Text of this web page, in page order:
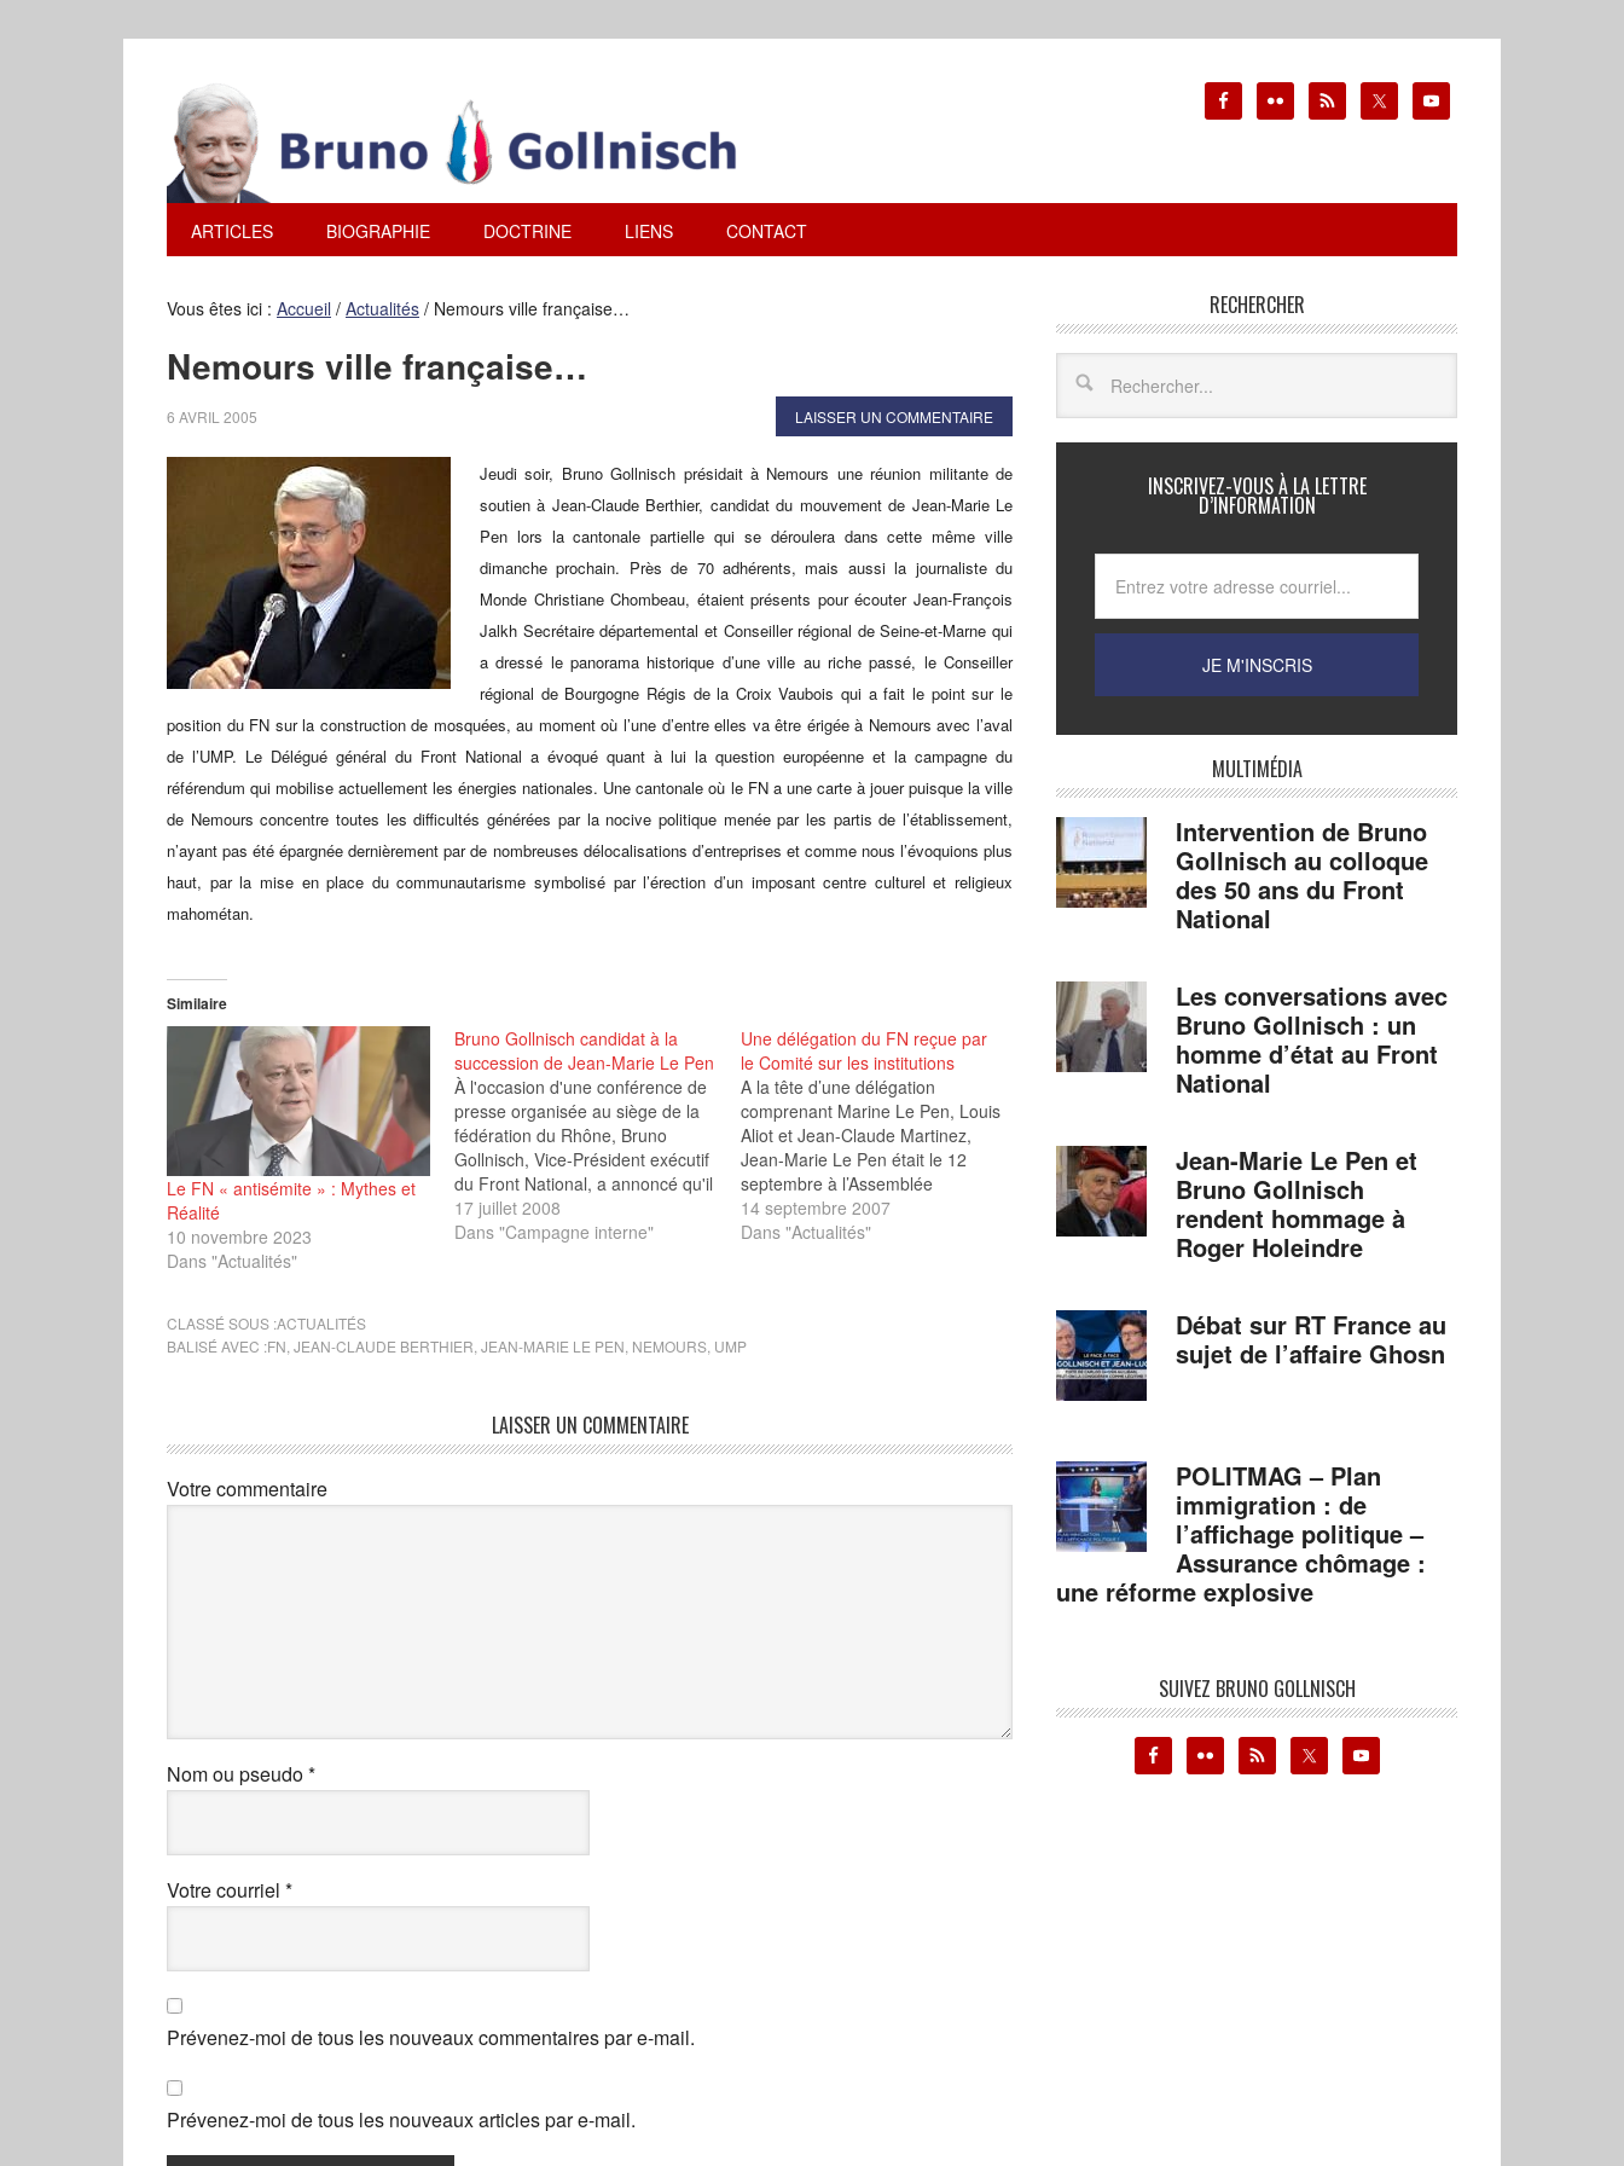
ARTICLES BIOGRAPHIE DOCTRINE LIENS CONTACT
Vous êtes ici : Accueil / Actualités / Nemours ville française…
Nemours ville française…
6 AVRIL 2005 LAISSER UN COMMENTAIRE
Jeudi soir, Bruno Gollnisch présidait à Nemours une réunion militante de
soutien à Jean-Claude Berthier, candidat du mouvement de Jean-Marie Le
Pen lors la cantonale partielle qui se déroulera dans cette même ville
dimanche prochain. Près de 70 adhérents, mais aussi la journaliste du
Monde Christiane Chombeau, étaient présents pour écouter Jean-François
Jalkh Secrétaire départemental et Conseiller régional de Seine-et-Marne qui
a dressé le panorama historique d’une ville au riche passé, le Conseiller
régional de Bourgogne Régis de la Croix Vaubois qui a fait le point sur le
position du FN sur la construction de mosquées, au moment où l’une d’entre elles va être érigée à Nemours avec l’aval
de l’UMP. Le Délégué général du Front National a évoqué quant à lui la question européenne et la campagne du
référendum qui mobilise actuellement les énergies nationales. Une cantonale où le FN a une carte à jouer puisque la ville
de Nemours concentre toutes les difficultés générées par la nocive politique menée par les partis de l’établissement,
n’ayant pas été épargnée dernièrement par de nombreuses délocalisations d’entreprises et comme nous l’évoquions plus
haut, par la mise en place du communautarisme symbolisé par l’érection d’un imposant centre culturel et religieux
mahométan.
Similaire
Le FN « antisémite » : Mythes et
Réalité
10 novembre 2023
Dans "Actualités"
Bruno Gollnisch candidat à la
succession de Jean-Marie Le Pen
À l'occasion d'une conférence de
presse organisée au siège de la
fédération du Rhône, Bruno
Gollnisch, Vice-Président exécutif
du Front National, a annoncé qu'il
serait candidat, «en principe», à
la présidence du Front National, à
17 juillet 2008
Dans "Campagne interne"
Une délégation du FN reçue par
le Comité sur les institutions
A la tête d’une délégation
comprenant Marine Le Pen, Louis
Aliot et Jean-Claude Martinez,
Jean-Marie Le Pen était le 12
septembre à l’Assemblée
nationale, reçu par les 13 « sages
» du « Comité de réflexion et de
14 septembre 2007
Dans "Actualités"
CLASSÉ SOUS :ACTUALITÉS
BALISÉ AVEC :FN JEAN-CLAUDE BERTHIER JEAN-MARIE LE PEN NEMOURS UMP
LAISSER UN COMMENTAIRE
Votre commentaire
Nom ou pseudo*
Votre courriel *
Prévenez-moi de tous les nouveaux commentaires par e-mail.
Prévenez-moi de tous les nouveaux articles par e-mail.
RECHERCHER
INSCRIVEZ-VOUS À LA LETTRE
D’INFORMATION
MULTIMÉDIA
Intervention de Bruno
Gollnisch au colloque
des 50 ans du Front
National
Les conversations avec
Bruno Gollnisch : un
homme d’état au Front
National
Jean-Marie Le Pen et
Bruno Gollnisch
rendent hommage à
Roger Holeindre
Débat sur RT France au
sujet de l’affaire Ghosn
POLITMAG – Plan
immigration : de
l’affichage politique –
Assurance chômage :
une réforme explosive
SUIVEZ BRUNO GOLLNISCH